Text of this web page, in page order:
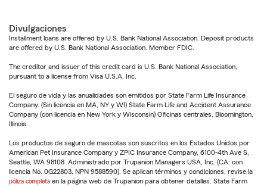
Divulgaciones
Installment loans are offered by U.S. Bank National Association. Deposit products
are offered by U.S. Bank National Association. Member FDIC.
The creditor and issuer of this credit card is U.S. Bank National Association,
pursuant to a license from Visa U.S.A. Inc.
El seguro de vida y las anualidades son emitidos por State Farm Life Insurance
Company. (Sin licencia en MA, NY y WI) State Farm Life and Accident Assurance
Company (con licencia en New York y Wisconsin) Oficinas centrales, Bloomington,
Illinois.
Los productos de seguro de mascotas son suscritos en los Estados Unidos por
American Pet Insurance Company y ZPIC Insurance Company, 6100-4th Ave S,
Seattle, WA 98108. Administrado por Trupanion Managers USA, Inc. (CA: con
licencia No. 0G22803, NPN 9588590). Se aplican términos y condiciones, revise la
póliza completa en la página web de Trupanion para obtener detalles. State Farm